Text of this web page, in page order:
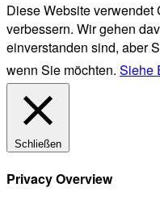
Diese Website verwendet
verbessern. Wir gehen
einverstanden sind, aber
wenn Sie möchten. Siehe
Schließen
Privacy Overview